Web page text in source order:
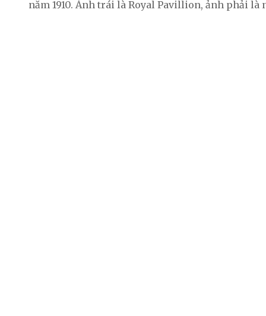
năm 1910. Ảnh trái là Royal Pavillion, ảnh phải là